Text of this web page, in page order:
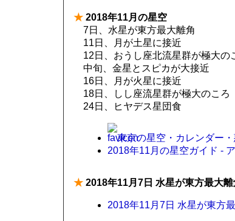
★ 2018年11月の星空
7日、水星が東方最大離角
11日、月が土星に接近
12日、おうし座北流星群が極大の
中旬、金星とスピカが大接近
16日、月が火星に接近
18日、しし座流星群が極大のころ
24日、ヒヤデス星団食
東京の星空・カレンダー
2018年11月の星空ガイド -
★ 2018年11月7日 水星が東方最大離
2018年11月7日 水星が東方